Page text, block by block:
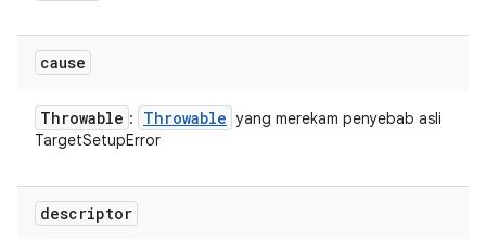
cause
Throwable : Throwable yang merekam penyebab asli
TargetSetupError
descriptor